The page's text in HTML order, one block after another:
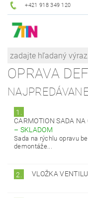
+421 918 349 120
OPRAVA
1.
CARMOTION SADA
– SKLADOM
Sada na rýchlu opravu
demontáže...
2. VLOŽKA